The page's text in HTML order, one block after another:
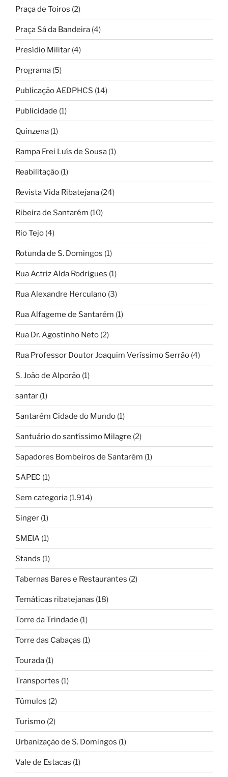
Praça de Toiros (2)
Praça Sá da Bandeira (4)
Presídio Militar (4)
Programa (5)
Publicação AEDPHCS (14)
Publicidade (1)
Quinzena (1)
Rampa Frei Luís de Sousa (1)
Reabilitação (1)
Revista Vida Ribatejana (24)
Ribeira de Santarém (10)
Rio Tejo (4)
Rotunda de S. Domingos (1)
Rua Actriz Alda Rodrigues (1)
Rua Alexandre Herculano (3)
Rua Alfageme de Santarém (1)
Rua Dr. Agostinho Neto (2)
Rua Professor Doutor Joaquim Veríssimo Serrão (4)
S. João de Alporão (1)
santar (1)
Santarém Cidade do Mundo (1)
Santuário do santíssimo Milagre (2)
Sapadores Bombeiros de Santarém (1)
SAPEC (1)
Sem categoria (1.914)
Singer (1)
SMEIA (1)
Stands (1)
Tabernas Bares e Restaurantes (2)
Temáticas ribatejanas (18)
Torre da Trindade (1)
Torre das Cabaças (1)
Tourada (1)
Transportes (1)
Túmulos (2)
Turismo (2)
Urbanização de S. Domingos (1)
Vale de Estacas (1)